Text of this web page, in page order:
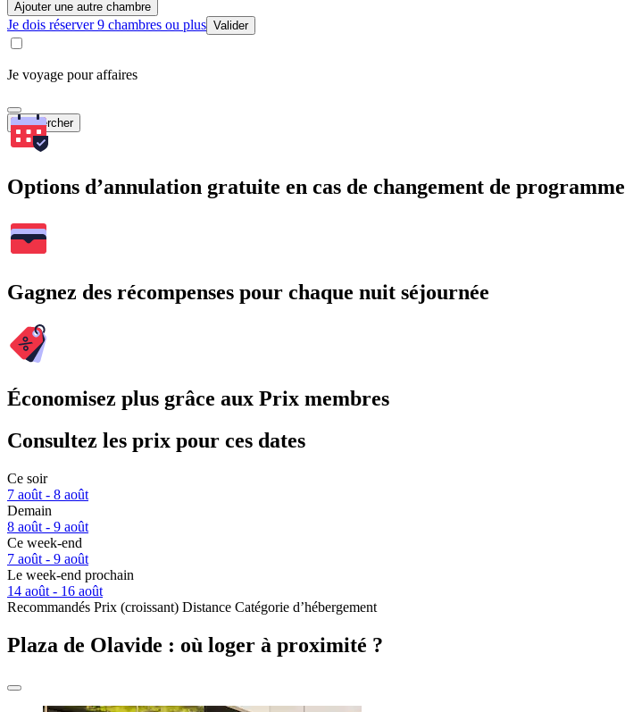
Ajouter une autre chambre
Je dois réserver 9 chambres ou plus Valider
Je voyage pour affaires
Rechercher
Options d’annulation gratuite en cas de changement de programme
Gagnez des récompenses pour chaque nuit séjournée
Économisez plus grâce aux Prix membres
Consultez les prix pour ces dates
Ce soir
7 août - 8 août
Demain
8 août - 9 août
Ce week-end
7 août - 9 août
Le week-end prochain
14 août - 16 août
Recommandés Prix (croissant) Distance Catégorie d’hébergement
Plaza de Olavide : où loger à proximité ?